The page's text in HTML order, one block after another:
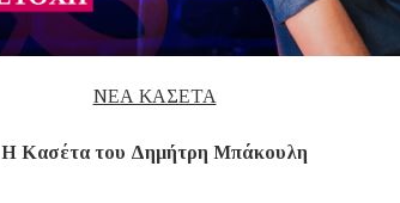
ΝΕΑ ΚΑΣΕΤΑ
Η Κασέτα του Δημήτρη Μπάκουλη